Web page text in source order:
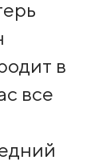
в
все